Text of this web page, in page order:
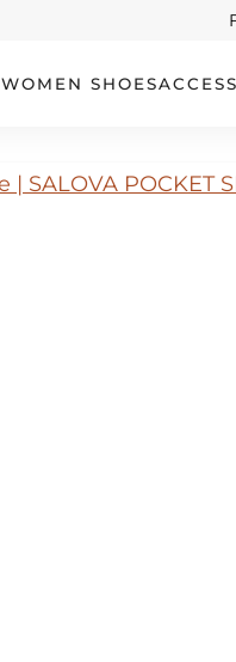
WOMEN SHOES